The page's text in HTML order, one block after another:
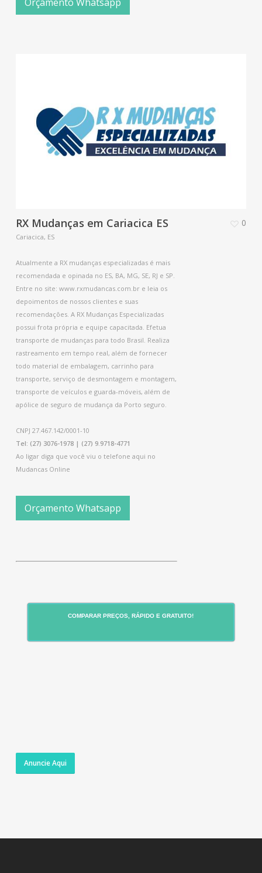
RX Mudanças em Cariacica ES
Cariacica, ES
Atualmente a RX mudanças especializadas é mais
recomendada e opinada no ES, BA, MG, SE, RJ e SP.
Entre no site: www.rxmudancas.com.br e leia os
depoimentos de nossos clientes e suas
recomendações. A RX Mudanças Especializadas
possui frota própria e equipe capacitada. Efetua
transporte de mudanças para todo Brasil. Realiza
rastreamento em tempo real, além de fornecer
todo material de embalagem, carrinho para
transporte, serviço de desmontagem e montagem,
transporte de veículos e guarda-móveis, além de
apólice de seguro de mudança da Porto seguro.
CNPJ 27.467.142/0001-10
Tel: (27) 3076-1978 | (27) 9.9718-4771
Ao ligar diga que você viu o telefone aqui no
Mudancas Online
Orçamento Whatsapp
0
COMPARAR PREÇOS, RÁPIDO E GRATUITO!
Anuncie Aqui